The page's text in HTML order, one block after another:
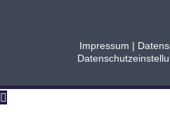
Impressum |